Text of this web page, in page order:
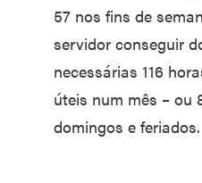
57 nos fins de
servidor conse­guir
necessá­rias 116
úteis num mês – ou
domingos e feriados.